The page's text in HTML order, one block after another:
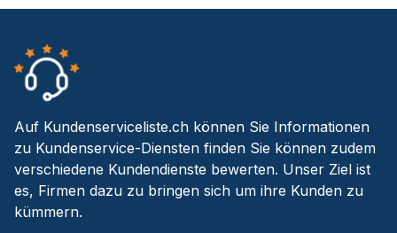
Auf Kundenserviceliste.ch können Sie Informationen
zu Kundenservice-Diensten finden Sie können zudem
verschiedene Kundendienste bewerten. Unser Ziel ist
es, Firmen dazu zu bringen sich um ihre Kunden zu
kümmern.